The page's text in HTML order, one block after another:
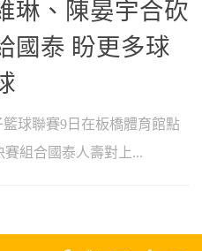
琳、陳晏宇合砍
國泰 盼更多球
球聯賽9日在板橋體育館點
組合國泰人壽對上...